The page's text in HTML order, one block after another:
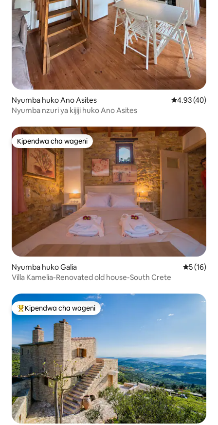
Nyumba huko Ano Asites Ukadiriaji wa
4.93 (40)
Nyumba nzuri ya kijiji huko Ano Asites
Kipendwa cha wageni
Kipendwa cha wageni
Nyumba huko Galia Ukadiriaji
5 (16)
Villa Kamelia-Renovated old house-South Crete
Kipendwa maarufu cha wageni
Kipendwa cha wageni